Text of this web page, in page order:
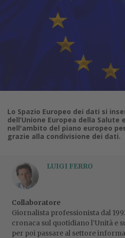
Lo Spazio Europeo dei dati si
dell’Unione Europea della
nell'ambito del piano europeo
grazie alla condivisione dei dati.
LUIGI FERRO
Collaboratore
Giornalista professionista dal
cronaca sul quotidiano l’Unità e
per poi passare al settore